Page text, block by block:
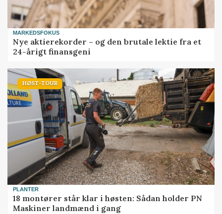
MARKEDSFOKUS
Nye aktierekorder – og den brutale lektie fra et
24-årigt finansgeni
HØST-TOUR
PLANTER
18 montører står klar i høsten: Sådan holder PN
Maskiner landmænd i gang